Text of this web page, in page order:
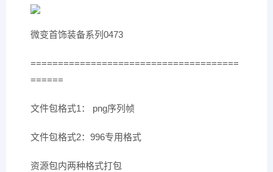
微变首饰装备系列0473
======================================
======
文件包格式1： png序列帧
文件包格式2：996专用格式
资源包内两种格式打包